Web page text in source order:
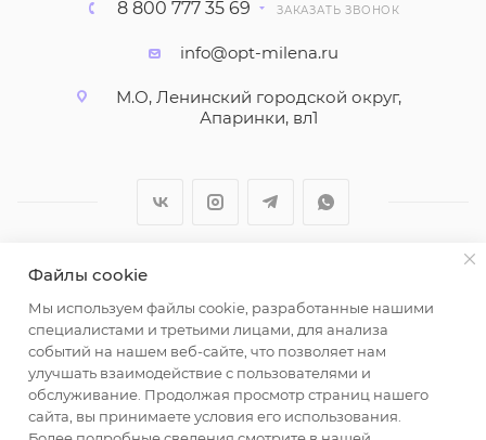
8 800 777 35 69 ЗАКАЗАТЬ ЗВОНОК
info@opt-milena.ru
М.О, Ленинский городской округ,
Апаринки, вл1
2026 © ООО "Вайт Текстиль групп"
Любая информация на сайте носит справочный
характер и не является публичной офертой
определяемой положениями пункта 2 статьи 437
Гражданского кодекса Российской Федерации.
Использование любых материалов, опубликованных
Файлы cookie
Мы используем файлы cookie, разработанные нашими
специалистами и третьими лицами, для анализа
событий на нашем веб-сайте, что позволяет нам
улучшать взаимодействие с пользователями и
обслуживание. Продолжая просмотр страниц нашего
сайта, вы принимаете условия его использования.